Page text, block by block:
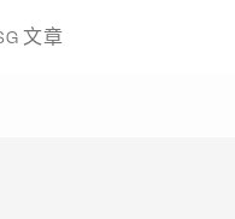
文章